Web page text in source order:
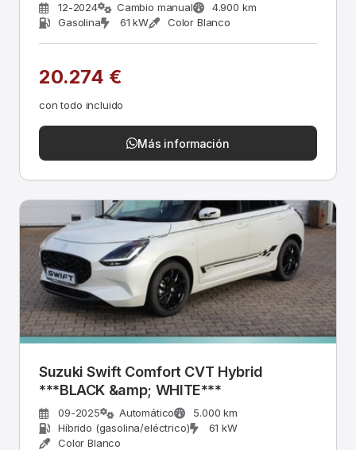
12-2024 Cambio manual
4.900 km
Gasolina
61 kW Color Blanco
20.274 €
con todo incluido
Más información
Suzuki Swift Comfort CVT Hybrid
***BLACK &amp; WHITE***
09-2025 Automático
5.000 km
Híbrido (gasolina/eléctrico)
61 kW
Color Blanco